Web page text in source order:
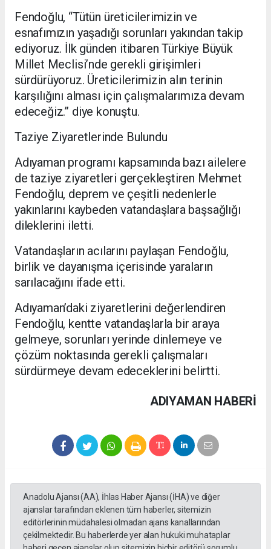
Fendoğlu, “Tütün üreticilerimizin ve
esnafımızın yaşadığı sorunları yakından takip
ediyoruz. İlk günden itibaren Türkiye Büyük
Millet Meclisi’nde gerekli girişimleri
sürdürüyoruz. Üreticilerimizin alın terinin
karşılığını alması için çalışmalarımıza devam
edeceğiz.” diye konuştu.
Taziye Ziyaretlerinde Bulundu
Adıyaman programı kapsamında bazı ailelere
de taziye ziyaretleri gerçekleştiren Mehmet
Fendoğlu, deprem ve çeşitli nedenlerle
yakınlarını kaybeden vatandaşlara başsağlığı
dileklerini iletti.
Vatandaşların acılarını paylaşan Fendoğlu,
birlik ve dayanışma içerisinde yaraların
sarılacağını ifade etti.
Adıyaman’daki ziyaretlerini değerlendiren
Fendoğlu, kentte vatandaşlarla bir araya
gelmeye, sorunları yerinde dinlemeye ve
çözüm noktasında gerekli çalışmaları
sürdürmeye devam edeceklerini belirtti.
ADIYAMAN HABERİ
Anadolu Ajansı (AA), İhlas Haber Ajansı (İHA) ve diğer
ajanslar tarafından eklenen tüm haberler, sitemizin
editörlerinin müdahalesi olmadan ajans kanallarından
çekilmektedir. Bu haberlerde yer alan hukuki muhataplar